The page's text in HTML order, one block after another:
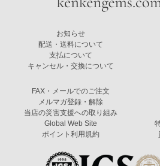
お知らせ
配送・送料について
支払について
キャンセル・交換について
FAX・メールでのご注文
メルマガ登録・解除
当店の災害支援への取り組み
Global Web Site
ポイント利用規約